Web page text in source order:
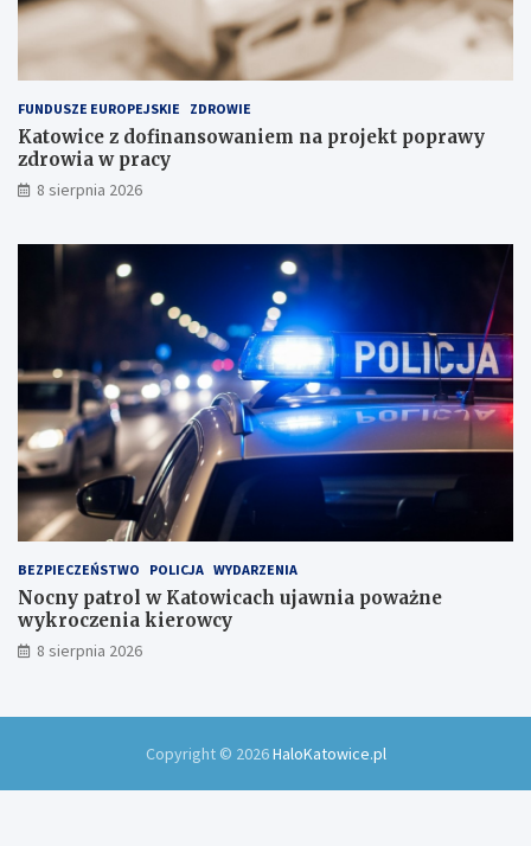
s
k
d
o
w
i
u
s
c
FUNDUSZE EUROPEJSKIE ZDROWIE
Katowice z dofinansowaniem na projekt poprawy
zdrowia w pracy
8 sierpnia 2026
BEZPIECZEŃSTWO POLICJA WYDARZENIA
Nocny patrol w Katowicach ujawnia poważne
wykroczenia kierowcy
8 sierpnia 2026
Copyright © 2026HaloKatowice.pl